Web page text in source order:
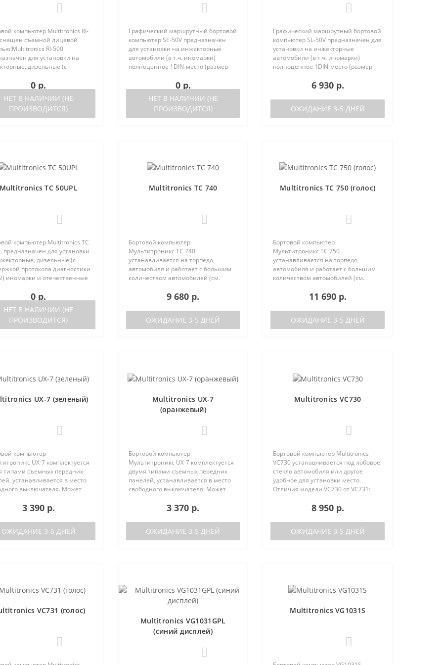
компьютер Multitronics RI-
съемной лицевой
RI-500
для установки на
дизельные (с
2) иномарки и отечественные
ка..
0 р.
НЕТ В НАЛИЧИИ (НЕ
ПРОИЗВОДИТСЯ)
Графический маршрутный бортовой
компьютер SE-50V предназначен
для установки на инжекторные
автомобили (в т.ч. иномарки)
полноценное 1DIN-место (размер
прибора возможна как с ЭБУ (список
0 р.
НЕТ В НАЛИЧИИ (НЕ
ПРОИЗВОДИТСЯ)
Графический маршрутный бортовой
компьютер SL-50V предназначен для
установки на инжекторные
автомобили (в т.ч. иномарки)
полноценное 1DIN-место (размер
прибора возможна как с ЭБУ (список
поддерживаемых ЭБУ предст..
6 930 р.
ОЖИДАНИЕ 3-5 ДНЕЙ
Multitronics TC 50UPL
компьютер Multitronics TC
предназначен для установки
дизельные (с
протокола диагностики
иномарки и отечественные
как с блоками управления
0 р.
НЕТ В НАЛИЧИИ (НЕ
ПРОИЗВОДИТСЯ)
Multitronics TC 740
Бортовой компьютер
Мультитроникс TC 740
устанавливается на торпедо
автомобиля и работает с большим
количеством автомобилей (см.
Отличия TC 740 от модели TC 750:
отсутствие голосового синтезатора
(модель TC 750 с го..
9 680 р.
ОЖИДАНИЕ 3-5 ДНЕЙ
Multitronics TC 750 (голос)
Бортовой компьютер
Мультитроникс TC 750
устанавливается на торпедо
автомобиля и работает с большим
количеством автомобилей (см.
Отличия TC 740 от модели TC 750:
отсутствие голосового синтезатора
(модель TC 740 ..
11 690 р.
ОЖИДАНИЕ 3-5 ДНЕЙ
UX-7 (зеленый)
компьютер
UX-7 комплектуется
типами съемных передних
устанавливается в место
выключателя. Может
GrantaЛада
/ Калина-2Лада Приора /
2Лада 110Ла..
3 390 р.
ОЖИДАНИЕ 3-5 ДНЕЙ
Multitronics UX-7
(оранжевый)
Бортовой компьютер
Мультитроникс UX-7 комплектуется
двумя типами съемных передних
панелей, устанавливается в место
свободного выключателя. Может
автомобили:Lada GrantaЛада
Калина / Калина-2Лада Приора /
Приора-2Лада 110Ла..
3 370 р.
ОЖИДАНИЕ 3-5 ДНЕЙ
Multitronics VC730
Бортовой компьютер Multitronics
VC730 устанавливается под лобовое
стекло автомобиля или другое
удобное для установки место.
Отличия модели VC730 от VC731:
(модель VC731 с голосом)
поддерживаемые протоколы диаг..
8 950 р.
ОЖИДАНИЕ 3-5 ДНЕЙ
VC731 (голос)
Multitronics VG1031GPL
(синий дисплей)
Multitronics VG1031S